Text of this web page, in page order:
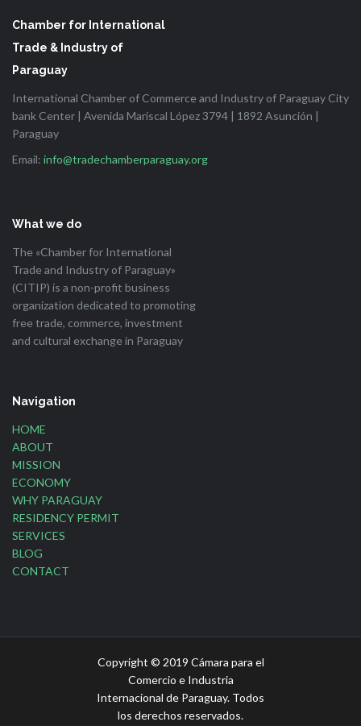
Chamber for International
Trade & Industry of
Paraguay
International Chamber of Commerce and Industry of Paraguay City
bank Center | Avenida Mariscal López 3794 | 1892 Asunción |
Paraguay
Email: info@tradechamberparaguay.org
What we do
The «Chamber for International
Trade and Industry of Paraguay»
(CITIP) is a non-profit business
organization dedicated to promoting
free trade, commerce, investment
and cultural exchange in Paraguay
Navigation
HOME
ABOUT
MISSION
ECONOMY
WHY PARAGUAY
RESIDENCY PERMIT
SERVICES
BLOG
CONTACT
Copyright © 2019 Cámara para el
Comercio e Industria
Internacional de Paraguay. Todos
los derechos reservados.